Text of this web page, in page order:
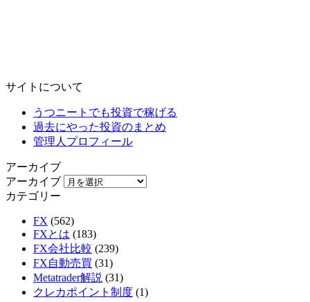
サイトについて
うつニートでも投資で稼げる
過去にやった投資のまとめ
管理人プロフィール
アーカイブ
アーカイブ
カテゴリー
FX (562)
FXとは (183)
FX会社比較 (239)
FX自動売買 (31)
Metatrader解説 (31)
クレカポイント制度 (1)